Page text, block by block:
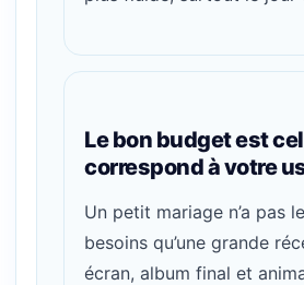
Le bon budget est
correspond à votre
Un petit mariage n’a pas
besoins qu’une grande
écran, album final et